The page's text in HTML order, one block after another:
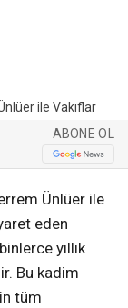
ABONE OL
Ünlüer ile
eden
yıllık
Bu kadim
tüm